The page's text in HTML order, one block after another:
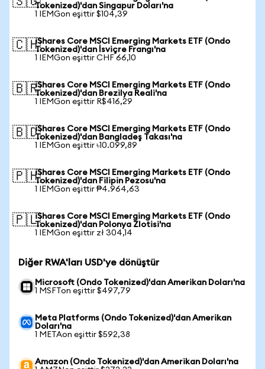
Tokenized)'dan Singapur Doları'na
1 IEMGon eşittir $104,39
🇨🇭iShares Core MSCI Emerging Markets ETF (Ondo
Tokenized)'dan İsviçre Frangı'na
1 IEMGon eşittir CHF 66,10
🇧🇷iShares Core MSCI Emerging Markets ETF (Ondo
Tokenized)'dan Brezilya Reali'na
1 IEMGon eşittir R$416,29
🇧🇩iShares Core MSCI Emerging Markets ETF (Ondo
Tokenized)'dan Bangladeş Takası'na
1 IEMGon eşittir ৳10.099,89
🇵🇭iShares Core MSCI Emerging Markets ETF (Ondo
Tokenized)'dan Filipin Pezosu'na
1 IEMGon eşittir ₱4.964,63
🇵🇱iShares Core MSCI Emerging Markets ETF (Ondo
Tokenized)'dan Polonya Zlotisi'na
1 IEMGon eşittir zł 304,14
Diğer RWA'ları USD'ye dönüştür
Microsoft (Ondo Tokenized)'dan Amerikan Doları'na
1 MSFTon eşittir $497,79
Meta Platforms (Ondo Tokenized)'dan Amerikan
Doları'na
1 METAon eşittir $592,38
Amazon (Ondo Tokenized)'dan Amerikan Doları'na